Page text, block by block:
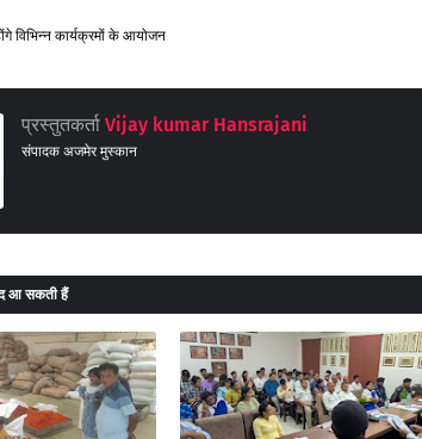
विभिन्न कार्यक्रमों के आयोजन
प्रस्तुतकर्ता Vijay kumar Hansrajani
संपादक अजमेर मुस्कान
आ सकती हैं